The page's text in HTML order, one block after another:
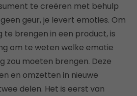
te creëren met behulp
geur, je levert emoties. Om
te brengen in een product, is
om te weten welke emotie
zou moeten brengen. Deze
en omzetten in nieuwe
delen. Het is eerst van